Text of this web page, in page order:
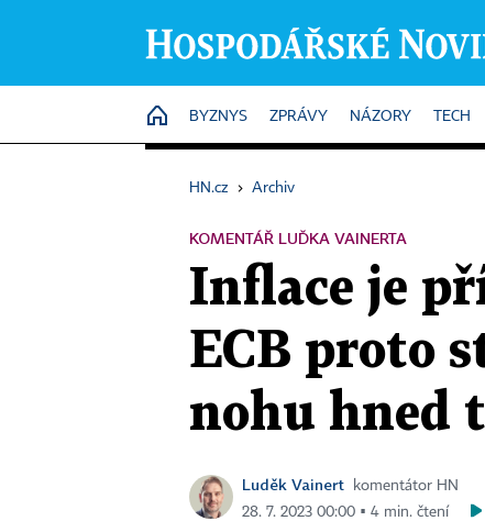
HOME
BYZNYS ZPRÁVY NÁZORY TECH
HN.cz › Archiv
KOMENTÁŘ LUĎKA VAINERTA
Inflace je
ECB proto
nohu hned
Luděk Vainert
komentátor HN
28. 7. 2023 00:00 ▪ 4 min. čtení